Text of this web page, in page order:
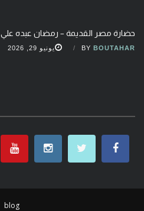
حضارة مصر القديمة – رمضان عبده علي
BY BOUTAHAR يونيو 29, 2026
blog